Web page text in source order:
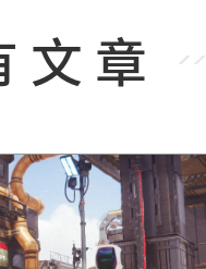
文章